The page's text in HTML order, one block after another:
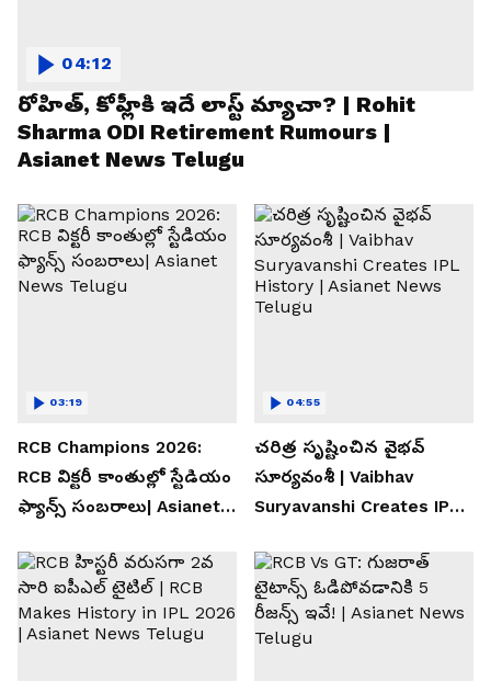
రోహిత్, కోహ్లీకి ఇదే లాస్ట్ మ్యాచా? | Rohit
Sharma ODI Retirement Rumours |
Asianet News Telugu
04:12
RCB Champions 2026:
RCB విక్టరీ కాంతుల్లో స్టేడియం
ఫ్యాన్స్ సంబరాలు| Asianet
03:19
చరిత్ర సృష్టించిన వైభవ్
సూర్యవంశీ | Vaibhav
Suryavanshi Creates IPL
Telugu
04:55